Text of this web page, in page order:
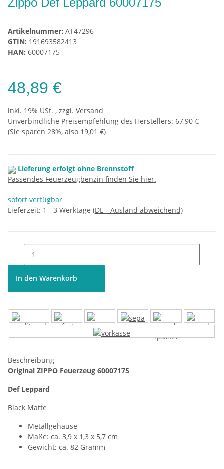
Artikelnummer: AT47296
GTIN: 191693582413
HAN: 60007175
48,89 €
inkl. 19% USt. , zzgl. Versand
Unverbindliche Preisempfehlung des Herstellers: 67,90 €
(Sie sparen 28%, also 19,01 €)
Lieferung erfolgt ohne Brennstoff
Passendes Feuerzeugbenzin finden Sie hier.
sofort verfügbar
Lieferzeit: 1 - 3 Werktage (DE - Ausland abweichend)
In den Warenkorb
Beschreibung
Original ZIPPO Feuerzeug 60007175
Def Leppard
Black Matte
Metallgehäuse
Maße: ca. 3,9 x 1,3 x 5,7 cm
Gewicht: ca. 82 Gramm